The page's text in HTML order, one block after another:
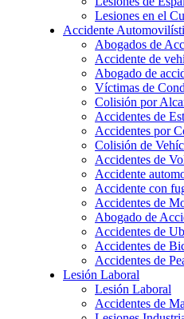
Lesiones en el
Accidente
Abogados de
Accidente de
Abogado de
Víctimas de
Colisión por
Accidentes de
Accidentes por
Colisión de
Accidentes de
Accidente
Accidente con
Accidentes de
Abogado de
Accidentes de
Accidentes de
Accidentes de
Lesión Laboral
Lesión Laboral
Accidentes de